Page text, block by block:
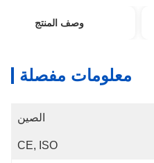
وصف المنتج
معلومات مفصلة
الصين
CE, ISO